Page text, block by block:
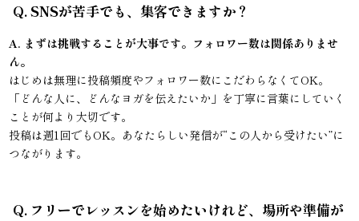
Q. SNSが苦手でも、集客できますか？
A. まずは挑戦することが大事です。フォロワー数は関係ありませ
ん。
はじめは無理に投稿頻度やフォロワー数にこだわらなくてOK。
「どんな人に、どんなヨガを伝えたいか」を丁寧に言葉にしていく
ことが何より大切です。
投稿は週1回でもOK。あなたらしい発信が“この人から受けたい”に
つながります。
Q. フリーでレッスンを始めたいけれど、場所や準備が